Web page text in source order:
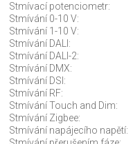
Stmívací potenciometr:
Stmívání 0-10 V:
Stmívání 1-10 V:
Stmívání DALI:
Stmívání DALI-2:
Stmívání DMX:
Stmívání DSI:
Stmívání RF:
Stmívání Touch and Dim:
Stmívání Zigbee:
Stmívání napájecího napětí: